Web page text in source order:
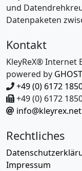
und
Datenpaketen
Kontakt
KleyReX® Internet
powered by
+49 (0) 6172
+49 (0) 6172
info@kleyrex.net
Rechtliches
Impressum